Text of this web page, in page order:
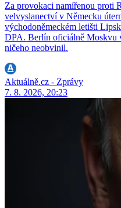
Za provokaci namířenou proti
velvyslanectví v Německu
východoněmeckém letišti
DPA. Berlín oficiálně Moskvu
ničeho neobvinil.
Aktuálně.cz - Zprávy
7. 8. 2026, 20:23